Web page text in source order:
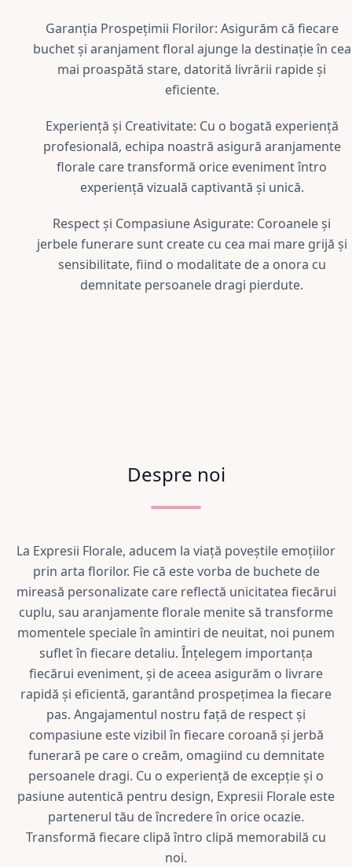
Garanția Prospețimii Florilor: Asigurăm că fiecare
buchet și aranjament floral ajunge la destinație în cea
mai proaspătă stare, datorită livrării rapide și
eficiente.
Experiență și Creativitate: Cu o bogată experiență
profesională, echipa noastră asigură aranjamente
florale care transformă orice eveniment întro
experiență vizuală captivantă și unică.
Respect și Compasiune Asigurate: Coroanele și
jerbele funerare sunt create cu cea mai mare grijă și
sensibilitate, fiind o modalitate de a onora cu
demnitate persoanele dragi pierdute.
Despre noi
La Expresii Florale, aducem la viață poveștile emoțiilor
prin arta florilor. Fie că este vorba de buchete de
mireasă personalizate care reflectă unicitatea fiecărui
cuplu, sau aranjamente florale menite să transforme
momentele speciale în amintiri de neuitat, noi punem
suflet în fiecare detaliu. Înțelegem importanța
fiecărui eveniment, și de aceea asigurăm o livrare
rapidă și eficientă, garantând prospețimea la fiecare
pas. Angajamentul nostru față de respect și
compasiune este vizibil în fiecare coroană și jerbă
funerară pe care o creăm, omagiind cu demnitate
persoanele dragi. Cu o experiență de excepție și o
pasiune autentică pentru design, Expresii Florale este
partenerul tău de încredere în orice ocazie.
Transformă fiecare clipă întro clipă memorabilă cu
noi.